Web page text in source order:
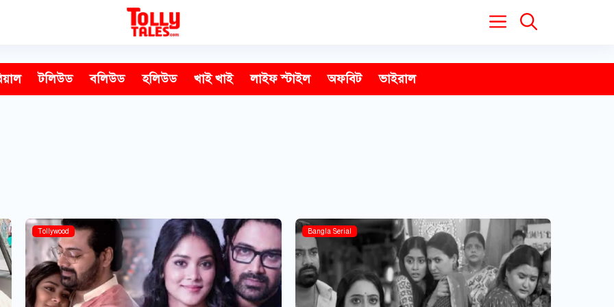
টলিউড বলিউড হলিউড খাই খাই লাইফ স্টাইল অফবিট ভাইরাল
Tollywood Bangla Serial